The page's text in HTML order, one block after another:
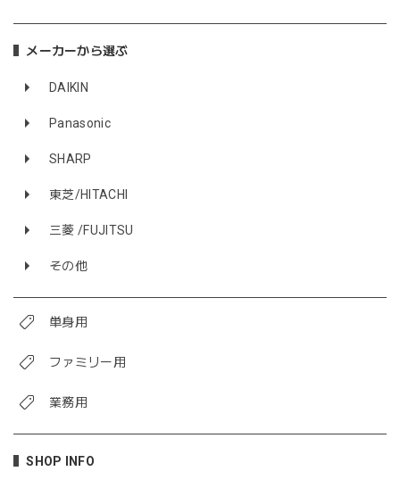
メーカーから選ぶ
DAIKIN
Panasonic
SHARP
東芝/HITACHI
三菱 /FUJITSU
その他
単身用
ファミリー用
業務用
SHOP INFO